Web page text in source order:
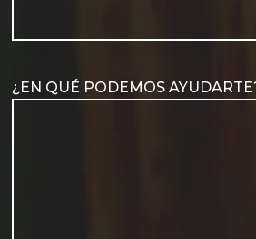
¿EN QUÉ PODEMOS